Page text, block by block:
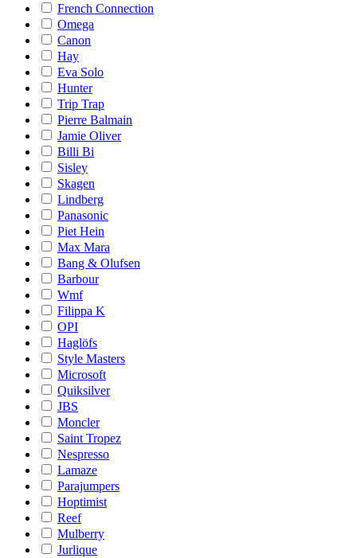
French Connection
Omega
Canon
Hay
Eva Solo
Hunter
Trip Trap
Pierre Balmain
Jamie Oliver
Billi Bi
Sisley
Skagen
Lindberg
Panasonic
Piet Hein
Max Mara
Bang & Olufsen
Barbour
Wmf
Filippa K
OPI
Haglöfs
Style Masters
Microsoft
Quiksilver
JBS
Moncler
Saint Tropez
Nespresso
Lamaze
Parajumpers
Hoptimist
Reef
Mulberry
Jurlique